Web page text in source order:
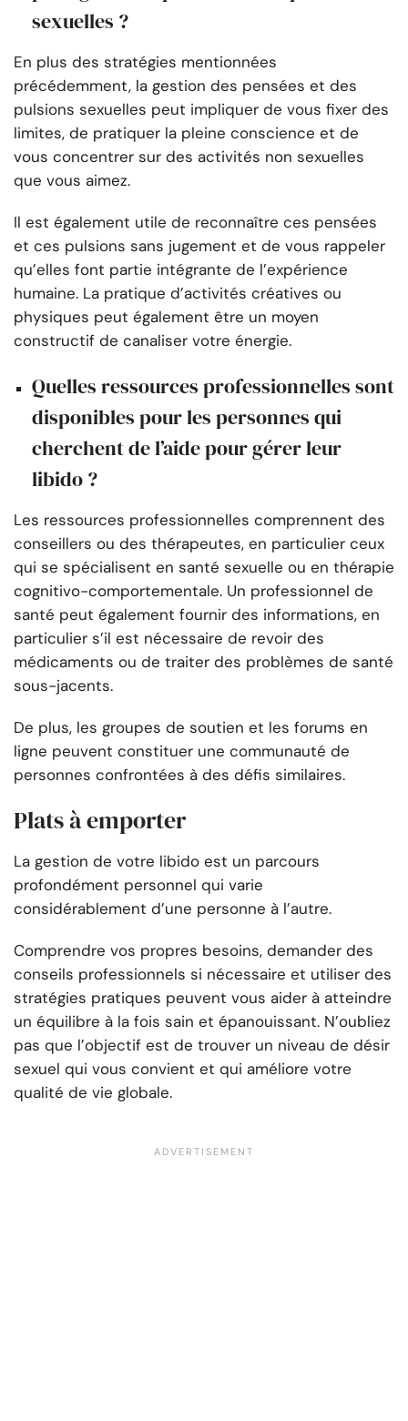
sexuelles ?
En plus des stratégies mentionnées
précédemment, la gestion des pensées et des
pulsions sexuelles peut impliquer de vous fixer des
limites, de pratiquer la pleine conscience et de
vous concentrer sur des activités non sexuelles
que vous aimez.
Il est également utile de reconnaître ces pensées
et ces pulsions sans jugement et de vous rappeler
qu’elles font partie intégrante de l’expérience
humaine. La pratique d’activités créatives ou
physiques peut également être un moyen
constructif de canaliser votre énergie.
Quelles ressources professionnelles sont
disponibles pour les personnes qui
cherchent de l’aide pour gérer leur
libido ?
Les ressources professionnelles comprennent des
conseillers ou des thérapeutes, en particulier ceux
qui se spécialisent en santé sexuelle ou en thérapie
cognitivo-comportementale. Un professionnel de
santé peut également fournir des informations, en
particulier s’il est nécessaire de revoir des
médicaments ou de traiter des problèmes de santé
sous-jacents.
De plus, les groupes de soutien et les forums en
ligne peuvent constituer une communauté de
personnes confrontées à des défis similaires.
Plats à emporter
La gestion de votre libido est un parcours
profondément personnel qui varie
considérablement d’une personne à l’autre.
Comprendre vos propres besoins, demander des
conseils professionnels si nécessaire et utiliser des
stratégies pratiques peuvent vous aider à atteindre
un équilibre à la fois sain et épanouissant. N’oubliez
pas que l’objectif est de trouver un niveau de désir
sexuel qui vous convient et qui améliore votre
qualité de vie globale.